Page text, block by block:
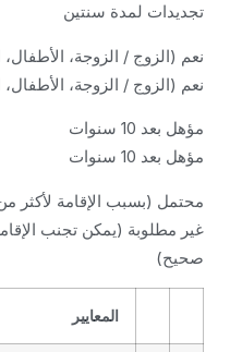
تجديدات لمدة سنتين
نعم (الزوج / الزوجة، الأطفال،
نعم (الزوج / الزوجة، الأطفال،
مؤهل بعد 10 سنوات
مؤهل بعد 10 سنوات
محتمل (بسبب الإقامة لأكثر من 183
غير مطلوبة (يمكن تجنب
صحيح)
المعايير